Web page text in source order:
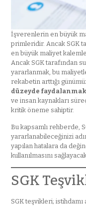
İşverenlerin en büyük
primleridir. Ancak SGK
en büyük maliyet
Ancak SGK tarafından
yararlanmak, bu
rekabetin arttığı
düzeyde
ve insan kaynakları
kritik öneme sahiptir.
Bu kapsamlı rehberde,
yararlanabileceğinizi
yapılan hatalara da
kullanılmasını
SGK
SGK teşvikleri; istihdamı